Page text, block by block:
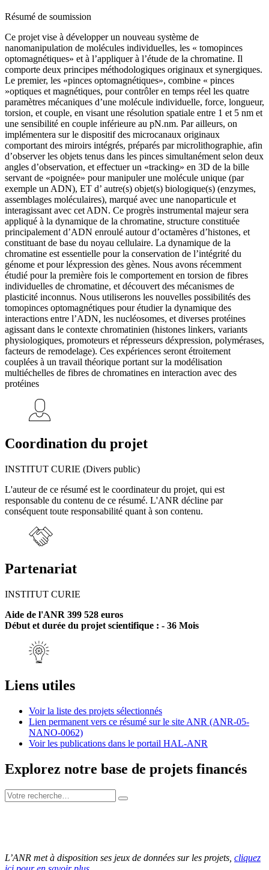
Résumé de soumission
Ce projet vise à développer un nouveau système de
nanomanipulation de molécules individuelles, les « tomopinces
optomagnétiques» et à l’appliquer à l’étude de la chromatine. Il
comporte deux principes méthodologiques originaux et synergiques.
Le premier, les «pinces optomagnétiques», combine « pinces
»optiques et magnétiques, pour contrôler en temps réel les quatre
paramètres mécaniques d’une molécule individuelle, force, longueur,
torsion, et couple, en visant une résolution spatiale entre 1 et 5 nm et
une sensibilité en couple inférieure au pN.nm. Par ailleurs, on
implémentera sur le dispositif des microcanaux originaux
comportant des miroirs intégrés, préparés par microlithographie, afin
d’observer les objets tenus dans les pinces simultanément selon deux
angles d’observation, et effectuer un «tracking» en 3D de la bille
servant de «poignée» pour manipuler une molécule unique (par
exemple un ADN), ET d’ autre(s) objet(s) biologique(s) (enzymes,
assemblages moléculaires), marqué avec une nanoparticule et
interagissant avec cet ADN. Ce progrès instrumental majeur sera
appliqué à la dynamique de la chromatine, structure constituée
principalement d’ADN enroulé autour d’octamères d’histones, et
constituant de base du noyau cellulaire. La dynamique de la
chromatine est essentielle pour la conservation de l’intégrité du
génome et pour léxpression des gènes. Nous avons récemment
étudié pour la première fois le comportement en torsion de fibres
individuelles de chromatine, et découvert des mécanismes de
plasticité inconnus. Nous utiliserons les nouvelles possibilités des
tomopinces optomagnétiques pour étudier la dynamique des
interactions entre l’ADN, les nucléosomes, et diverses protéines
agissant dans le contexte chromatinien (histones linkers, variants
physiologiques, promoteurs et répresseurs déxpression, polymérases,
facteurs de remodelage). Ces expériences seront étroitement
couplées à un travail théorique portant sur la modélisation
multiéchelles de fibres de chromatines en interaction avec des
protéines
Coordination du projet
INSTITUT CURIE (Divers public)
L'auteur de ce résumé est le coordinateur du projet, qui est
responsable du contenu de ce résumé. L'ANR décline par
conséquent toute responsabilité quant à son contenu.
Partenariat
INSTITUT CURIE
Aide de l'ANR 399 528 euros
Début et durée du projet scientifique : - 36 Mois
Liens utiles
Voir la liste des projets sélectionnés
Lien permanent vers ce résumé sur le site ANR (ANR-05-
NANO-0062)
Voir les publications dans le portail HAL-ANR
Explorez notre base de projets financés
L’ANR met à disposition ses jeux de données sur les projets, cliquez